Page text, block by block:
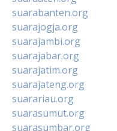
suarabanten.org
suarajogja.org
suarajambi.org
suarajabar.org
suarajatim.org
suarajateng.org
suarariau.org
suarasumut.org
suarasumbar.org